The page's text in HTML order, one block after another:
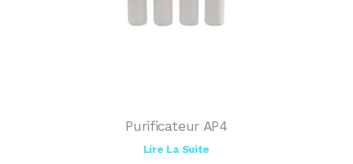
Purificateur AP4
Lire La Suite